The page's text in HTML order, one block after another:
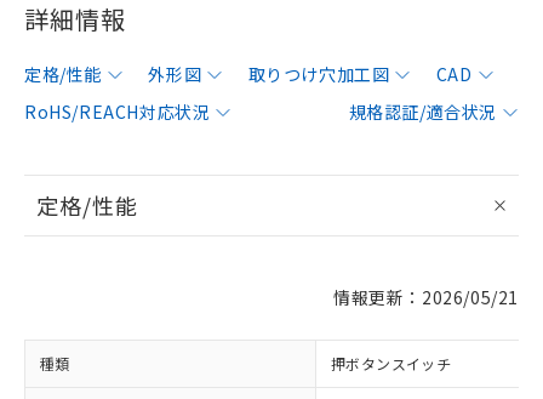
詳細情報
定格/性能 外形図 取りつけ穴加工図
CAD
RoHS/REACH対応状況
規格認証/適合状況
定格/性能
情報更新：2026/05/21
種類 押ボタンスイッチ